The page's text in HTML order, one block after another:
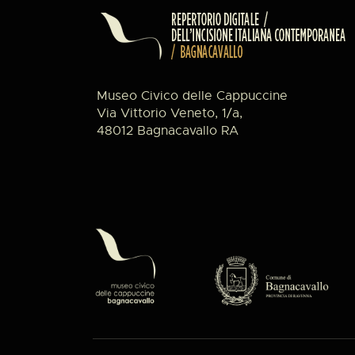
Museo Civico delle Cappuccine
Via Vittorio Veneto, 1/a,
48012 Bagnacavallo RA